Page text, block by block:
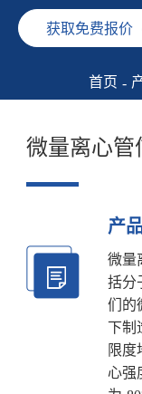
获取免费报价
首页
微量离心管
产
微量
括分
们的
下制
限度
心强